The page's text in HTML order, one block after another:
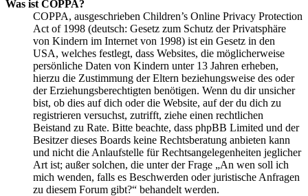
Was ist COPPA?
COPPA, ausgeschrieben Children’s Online Privacy Protection
Act of 1998 (deutsch: Gesetz zum Schutz der Privatsphäre
von Kindern im Internet von 1998) ist ein Gesetz in den
USA, welches festlegt, dass Websites, die möglicherweise
persönliche Daten von Kindern unter 13 Jahren erheben,
hierzu die Zustimmung der Eltern beziehungsweise des oder
der Erziehungsberechtigten benötigen. Wenn du dir unsicher
bist, ob dies auf dich oder die Website, auf der du dich zu
registrieren versuchst, zutrifft, ziehe einen rechtlichen
Beistand zu Rate. Bitte beachte, dass phpBB Limited und der
Besitzer dieses Boards keine Rechtsberatung anbieten kann
und nicht die Anlaufstelle für Rechtsangelegenheiten jeglicher
Art ist; außer solchen, die unter der Frage „An wen soll ich
mich wenden, falls es Beschwerden oder juristische Anfragen
zu diesem Forum gibt?“ behandelt werden.